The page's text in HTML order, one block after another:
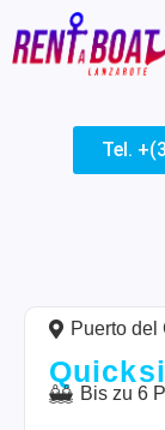
Tel.
Puerto del
Bis zu 6